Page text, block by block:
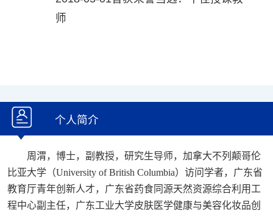
师
个人简介
周渭，博士，副教授，研究生导师，加拿大不列颠哥伦
比亚大学（University of British Columbia）访问学者，广东省
教育厅青年创新人才，广东省药食同源天然资源综合利用工
程中心副主任，广东工业大学皮肤医学健康与美容化妆品创